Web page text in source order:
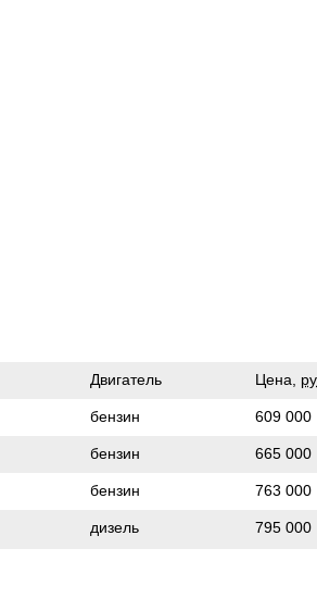
Двигатель Цена,
бензин 609 000
бензин 665 000
бензин 763 000
дизель 795 000